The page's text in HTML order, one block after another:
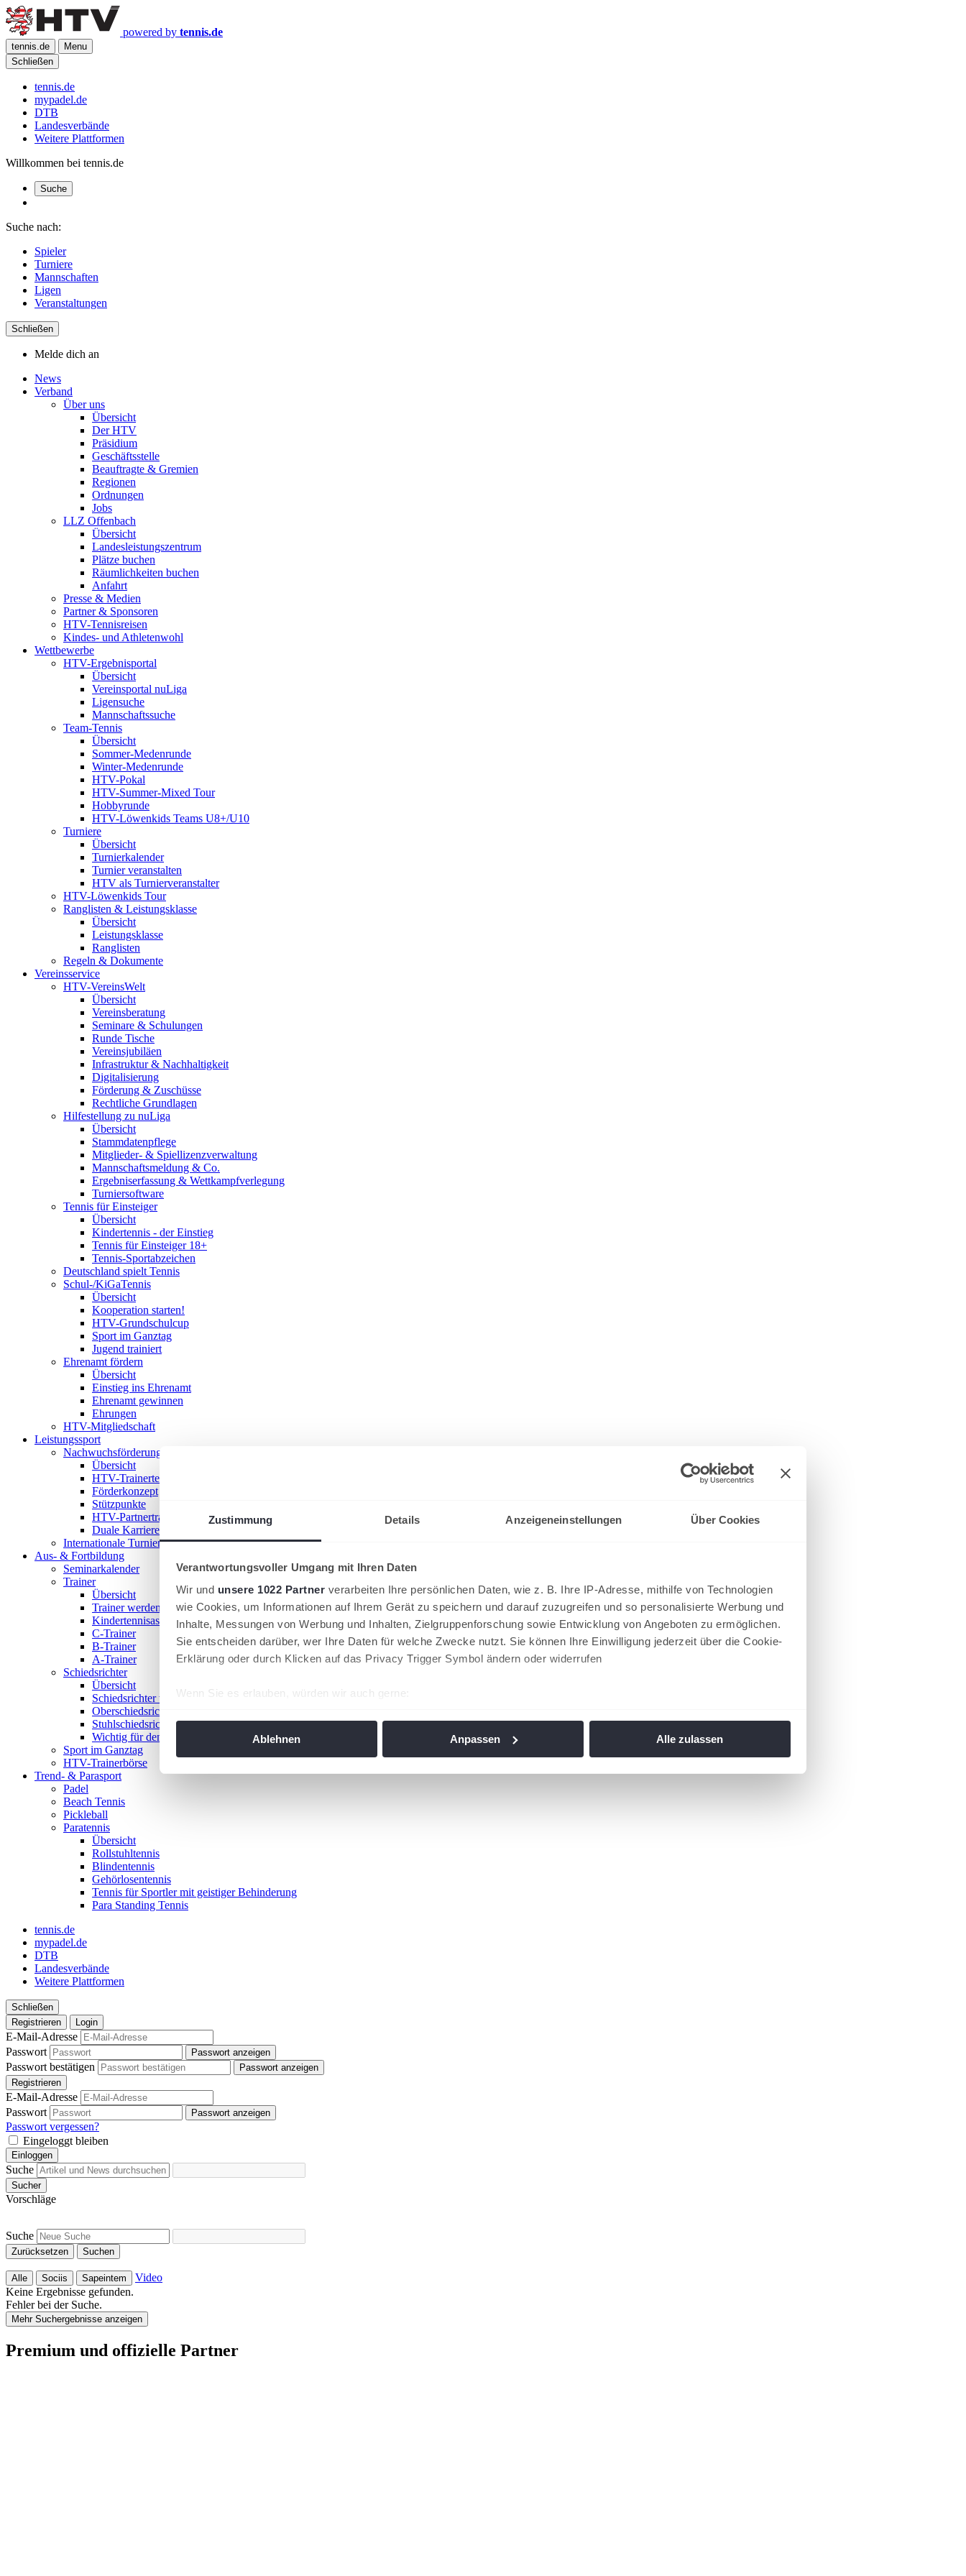
Zustimmung Details Anzeigeneinstellungen Über Cookies
Verantwortungsvoller Umgang mit Ihren Daten
Wir und unsere 1022 Partner verarbeiten Ihre persönlichen Daten, wie z. B. Ihre IP-Adresse, mithilfe von Technologien
wie Cookies, um Informationen auf Ihrem Gerät zu speichern und darauf zuzugreifen und so personalisierte Werbung und
Inhalte, Messungen von Werbung und Inhalten, Zielgruppenforschung sowie Entwicklung von Angeboten zu ermöglichen.
Sie entscheiden darüber, wer Ihre Daten für welche Zwecke nutzt. Sie können Ihre Einwilligung jederzeit über die Cookie-
Erklärung oder durch Klicken auf das Privacy Trigger Symbol ändern oder widerrufen
Wenn Sie es erlauben, würden wir auch gerne:
angepasst werden.
Ablehnen Anpassen Alle zulassen
powered by tennis.de
tennis.de
Menu
Schließen
tennis.de
mypadel.de
DTB
Landesverbände
Weitere Plattformen
Willkommen bei tennis.de
Suche
Suche nach:
Spieler
Turniere
Mannschaften
Ligen
Veranstaltungen
Schließen
Melde dich an
News
Verband
Über uns
Übersicht
Der HTV
Präsidium
Geschäftsstelle
Beauftragte & Gremien
Regionen
Ordnungen
Jobs
LLZ Offenbach
Übersicht
Landesleistungszentrum
Plätze buchen
Räumlichkeiten buchen
Anfahrt
Presse & Medien
Partner & Sponsoren
HTV-Tennisreisen
Kindes- und Athletenwohl
Wettbewerbe
HTV-Ergebnisportal
Übersicht
Vereinsportal nuLiga
Ligensuche
Mannschaftssuche
Team-Tennis
Übersicht
Sommer-Medenrunde
Winter-Medenrunde
HTV-Pokal
HTV-Summer-Mixed Tour
Hobbyrunde
HTV-Löwenkids Teams U8+/U10
Turniere
Übersicht
Turnierkalender
Turnier veranstalten
HTV als Turnierveranstalter
HTV-Löwenkids Tour
Ranglisten & Leistungsklasse
Übersicht
Leistungsklasse
Ranglisten
Regeln & Dokumente
Vereinsservice
HTV-VereinsWelt
Übersicht
Vereinsberatung
Seminare & Schulungen
Runde Tische
Vereinsjubiläen
Infrastruktur & Nachhaltigkeit
Digitalisierung
Förderung & Zuschüsse
Rechtliche Grundlagen
Hilfestellung zu nuLiga
Übersicht
Stammdatenpflege
Mitglieder- & Spiellizenzverwaltung
Mannschaftsmeldung & Co.
Ergebniserfassung & Wettkampfverlegung
Turniersoftware
Tennis für Einsteiger
Übersicht
Kindertennis - der Einstieg
Tennis für Einsteiger 18+
Tennis-Sportabzeichen
Deutschland spielt Tennis
Schul-/KiGaTennis
Übersicht
Kooperation starten!
HTV-Grundschulcup
Sport im Ganztag
Jugend trainiert
Ehrenamt fördern
Übersicht
Einstieg ins Ehrenamt
Ehrenamt gewinnen
Ehrungen
HTV-Mitgliedschaft
Leistungssport
Nachwuchsförderung im HTV
Übersicht
HTV-Trainerteam
Förderkonzept
Stützpunkte
HTV-Partnertrainer
Duale Karriere
Internationale Turniere
Aus- & Fortbildung
Seminarkalender
Trainer
Übersicht
Trainer werden!
Kindertennisassistent
C-Trainer
B-Trainer
A-Trainer
Schiedsrichter
Übersicht
Schiedsrichter werden!
Oberschiedsrichter
Stuhlschiedsrichter
Wichtig für den Spieltag
Sport im Ganztag
HTV-Trainerbörse
Trend- & Parasport
Padel
Beach Tennis
Pickleball
Paratennis
Übersicht
Rollstuhltennis
Blindentennis
Gehörlosentennis
Tennis für Sportler mit geistiger Behinderung
Para Standing Tennis
tennis.de
mypadel.de
DTB
Landesverbände
Weitere Plattformen
Schließen
Registrieren
Login
E-Mail-Adresse
Passwort
Passwort anzeigen
Passwort bestätigen
Passwort anzeigen
Registrieren
E-Mail-Adresse
Passwort
Passwort anzeigen
Passwort vergessen?
Eingeloggt bleiben
Einloggen
Suche
Sucher
Vorschläge
Suche
Zurücksetzen Suchen
Alle Sociis Sapeintem
Video
Keine Ergebnisse gefunden.
Fehler bei der Suche.
Mehr Suchergebnisse anzeigen
Premium und offizielle Partner